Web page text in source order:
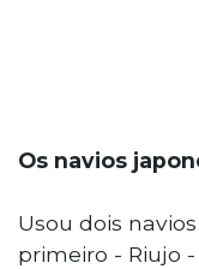
Os navios
Usou dois
primeiro - Riujo